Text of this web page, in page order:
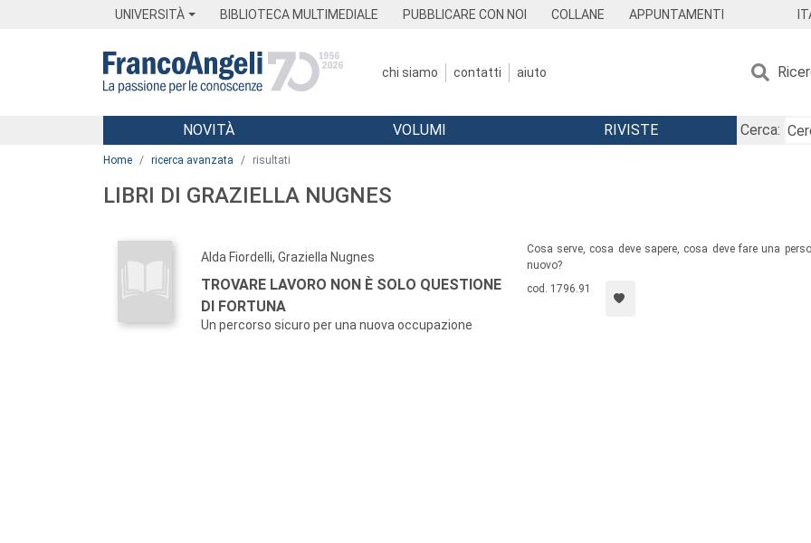
UNIVERSITÀ BIBLIOTECA MULTIMEDIALE PUBBLICARE CON NOI COLLANE APPUNTAMENTI
chi siamo contatti aiuto
Menu
NOVITÀ VOLUMI RIVISTE
Cerca:
Home ricerca avanzata risultati
LIBRI DI GRAZIELLA NUGNES
Alda Fiordelli, Graziella Nugnes
TROVARE LAVORO NON È SOLO QUESTIONE
DI FORTUNA
Un percorso sicuro per una nuova occupazione
Cosa serve, cosa deve sapere, cosa deve fare una
nuovo?
cod. 1796.91